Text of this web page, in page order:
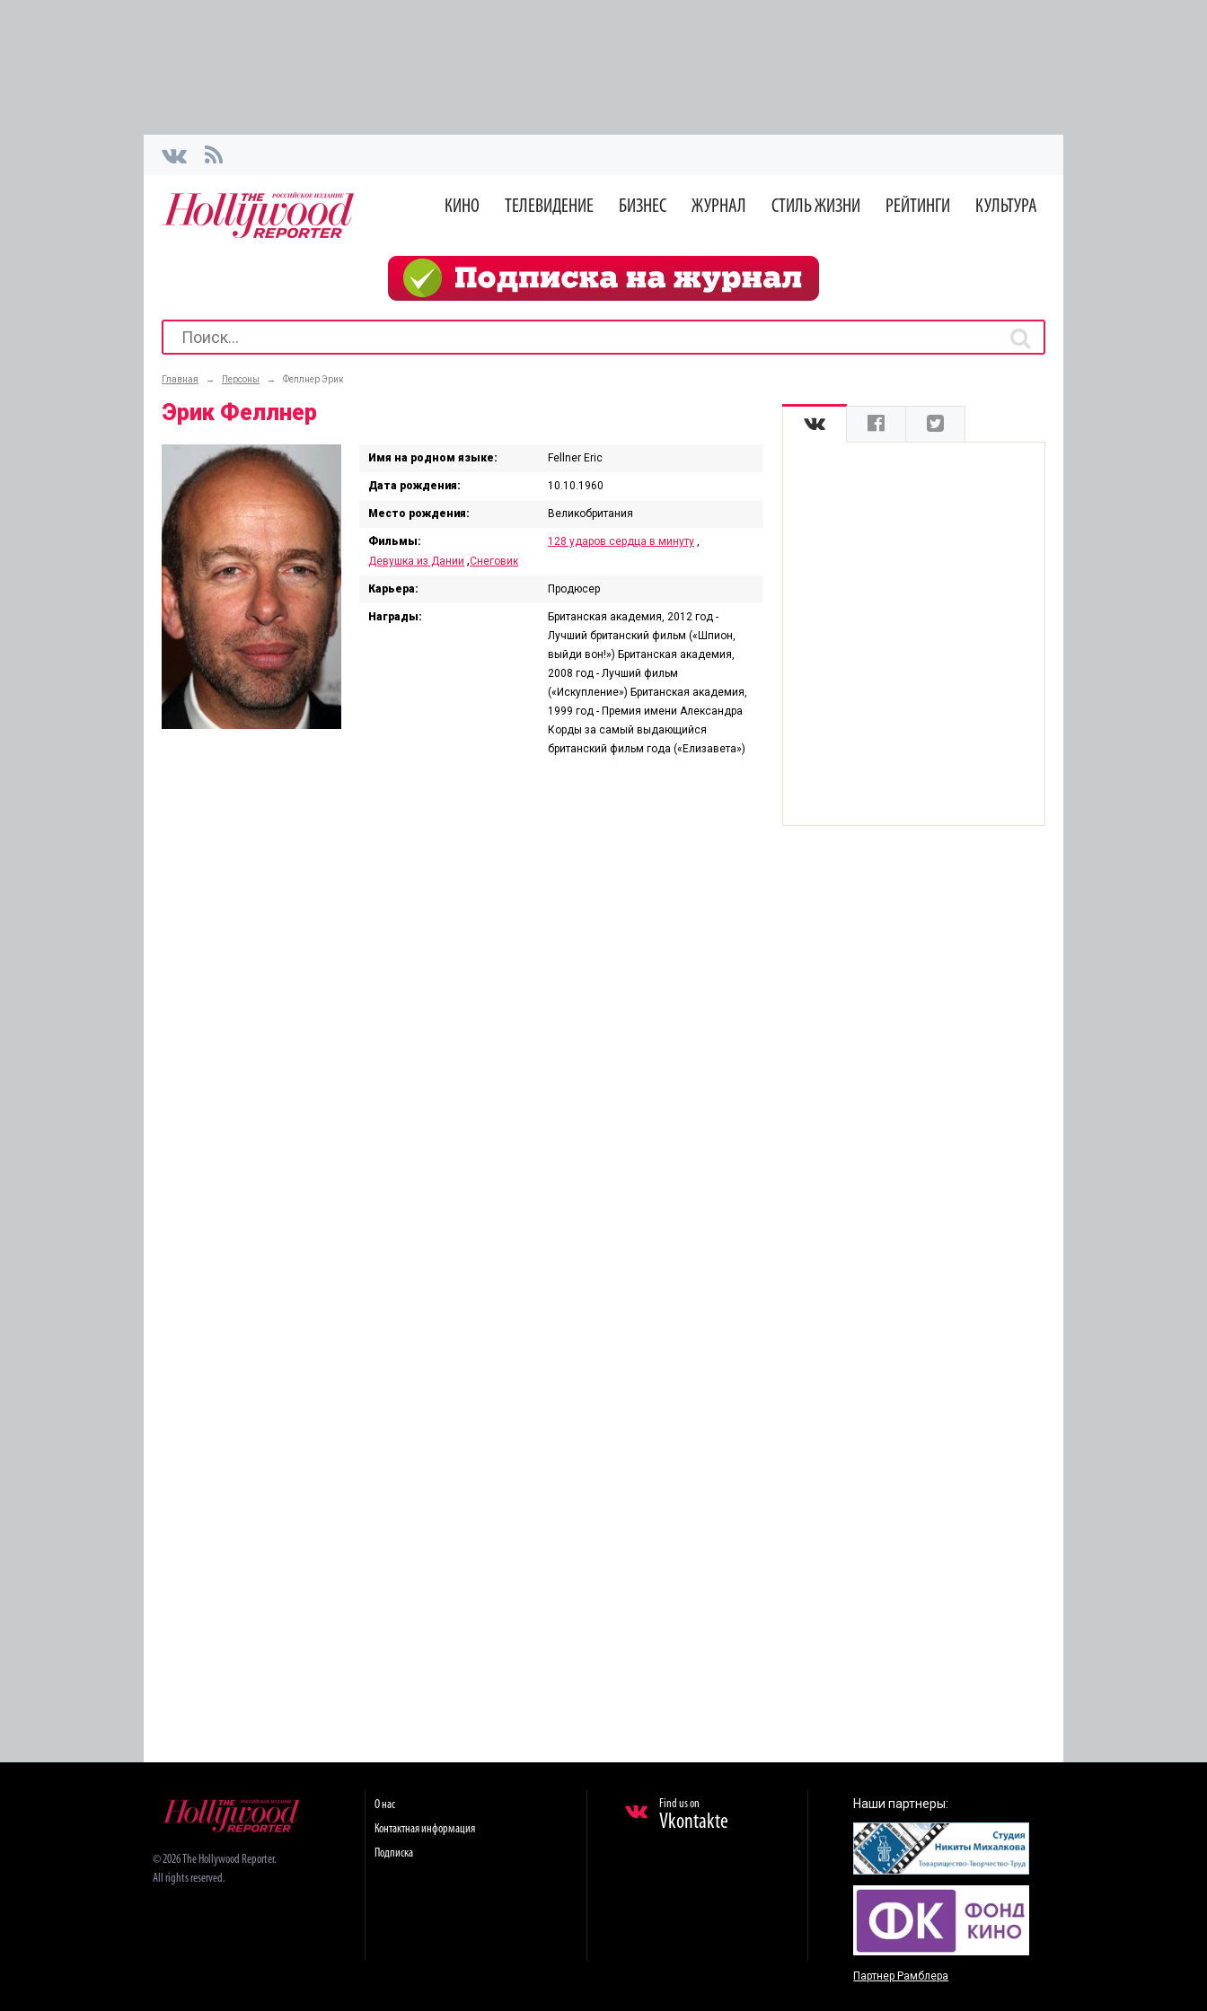
КИНО ТЕЛЕВИДЕНИЕ БИЗНЕС ЖУРНАЛ СТИЛЬ ЖИЗНИ РЕЙТИНГИ КУЛЬТУРА
Главная → Персоны → Феллнер Эрик
Эрик Феллнер
Имя на родном языке: Fellner Eric
Дата рождения: 10.10.1960
Место рождения: Великобритания
Фильмы: 128 ударов сердца в минуту ,
Девушка из Дании ,Снеговик
Карьера: Продюсер
Награды:
Британская академия, 2012 год -
Лучший британский фильм («Шпион,
выйди вон!») Британская академия,
2008 год - Лучший фильм
(«Искупление») Британская академия,
1999 год - Премия имени Александра
Корды за самый выдающийся
британский фильм года («Елизавета»)
© 2026 The Hollywood Reporter.
All rights reserved.
О нас
Контактная информация
Подписка
Find us on
Vkontakte
Наши партнеры:
Партнер Рамблера